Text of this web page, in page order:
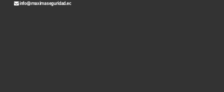
info@maximaseguridad.ec